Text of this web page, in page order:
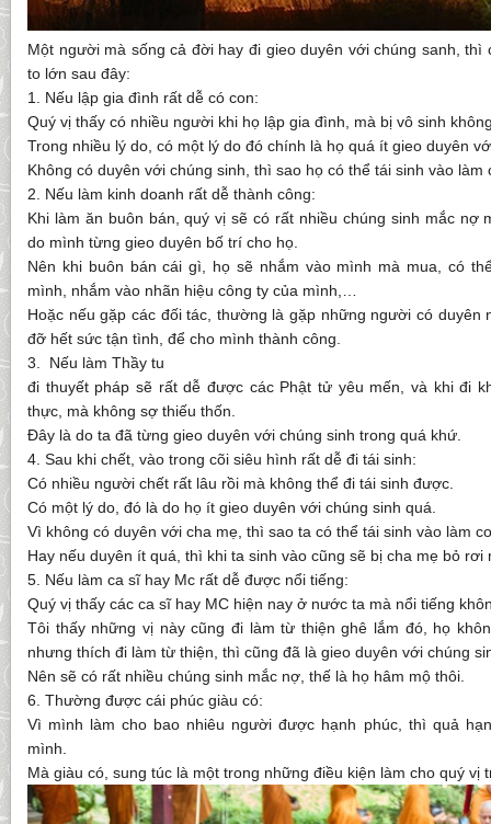
Một người mà sống cả đời hay đi gieo duyên với chúng sanh,
to lớn sau đây:
1. Nếu lập gia đình rất dễ có con:
Quý vị thấy có nhiều người khi họ lập gia đình, mà bị vô sinh
Trong nhiều lý do, có một lý do đó chính là họ quá ít gieo duyên
Không có duyên với chúng sinh, thì sao họ có thể tái sinh vào
2. Nếu làm kinh doanh rất dễ thành công:
Khi làm ăn buôn bán, quý vị sẽ có rất nhiều chúng sinh mắc nợ
do mình từng gieo duyên bố trí cho họ.
Nên khi buôn bán cái gì, họ sẽ nhắm vào mình mà mua, có
mình, nhắm vào nhãn hiệu công ty của mình,…
Hoặc nếu gặp các đối tác, thường là gặp những người có duyên
đỡ hết sức tận tình, để cho mình thành công.
3. Nếu làm Thầy tu
đi thuyết pháp sẽ rất dễ được các Phật tử yêu mến, và khi đi
thực, mà không sợ thiếu thốn.
Đây là do ta đã từng gieo duyên với chúng sinh trong quá khứ.
4. Sau khi chết, vào trong cõi siêu hình rất dễ đi tái sinh:
Có nhiều người chết rất lâu rồi mà không thể đi tái sinh được.
Có một lý do, đó là do họ ít gieo duyên với chúng sinh quá.
Vì không có duyên với cha mẹ, thì sao ta có thể tái sinh vào làm
Hay nếu duyên ít quá, thì khi ta sinh vào cũng sẽ bị cha mẹ bỏ rơi
5. Nếu làm ca sĩ hay Mc rất dễ được nổi tiếng:
Quý vị thấy các ca sĩ hay MC hiện nay ở nước ta mà nổi tiếng
Tôi thấy những vị này cũng đi làm từ thiện ghê lắm đó, họ
nhưng thích đi làm từ thiện, thì cũng đã là gieo duyên với chúng
Nên sẽ có rất nhiều chúng sinh mắc nợ, thế là họ hâm mộ thôi.
6. Thường được cái phúc giàu có:
Vì mình làm cho bao nhiêu người được hạnh phúc, thì quả
mình.
Mà giàu có, sung túc là một trong những điều kiện làm cho quý vị